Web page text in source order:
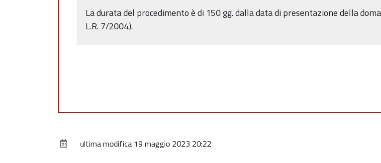
La durata del procedimento è di 150 gg. dalla data di presentazione della
L.R. 7/2004).
ultima modifica 19 maggio 2023 20:22